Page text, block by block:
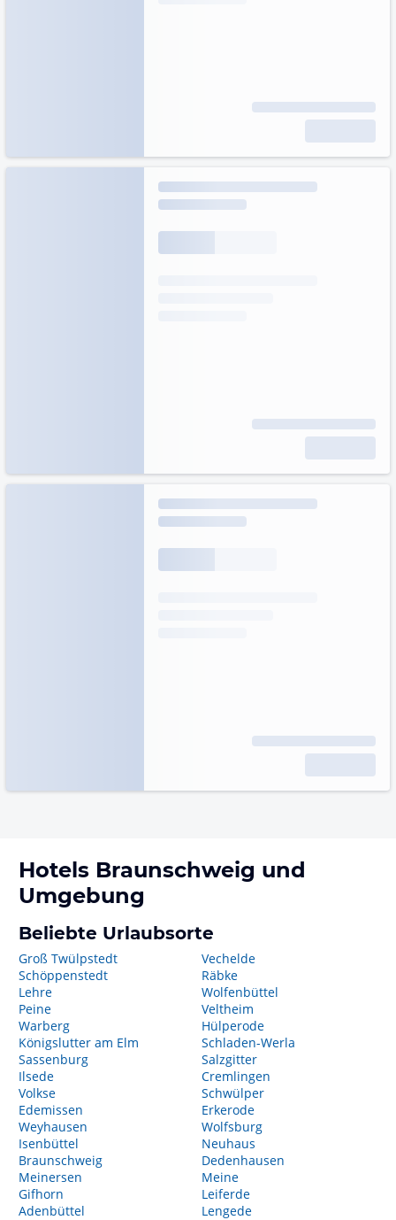
Hotels Braunschweig und
Umgebung
Beliebte Urlaubsorte
Groß Twülpstedt
Schöppenstedt
Lehre
Peine
Warberg
Königslutter am Elm
Sassenburg
Ilsede
Volkse
Edemissen
Weyhausen
Isenbüttel
Braunschweig
Meinersen
Gifhorn
Adenbüttel
Vechelde
Räbke
Wolfenbüttel
Veltheim
Hülperode
Schladen-Werla
Salzgitter
Cremlingen
Schwülper
Erkerode
Wolfsburg
Neuhaus
Dedenhausen
Meine
Leiferde
Lengede